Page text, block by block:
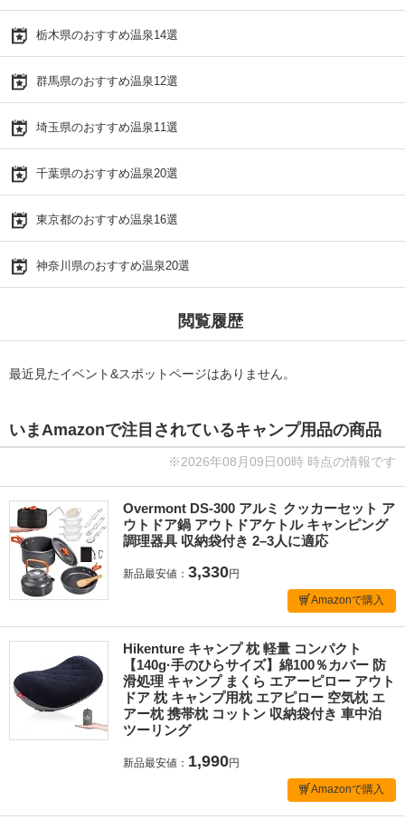
栃木県のおすすめ温泉14選
群馬県のおすすめ温泉12選
埼玉県のおすすめ温泉11選
千葉県のおすすめ温泉20選
東京都のおすすめ温泉16選
神奈川県のおすすめ温泉20選
閲覧履歴
最近見たイベント&スポットページはありません。
いまAmazonで注目されているキャンプ用品の商品
※2026年08月09日00時 時点の情報です
Overmont DS-300 アルミ クッカーセット ア
ウトドア鍋 アウトドアケトル キャンピング
調理器具 収納袋付き 2–3人に適応
新品最安値： 3,330円
Amazonで購入
Hikenture キャンプ 枕 軽量 コンパクト
【140g·手のひらサイズ】綿100％カバー 防
滑処理 キャンプ まくら エアーピロー アウト
ドア 枕 キャンプ用枕 エアピロー 空気枕 エ
アー枕 携帯枕 コットン 収納袋付き 車中泊
ツーリング
新品最安値： 1,990円
Amazonで購入